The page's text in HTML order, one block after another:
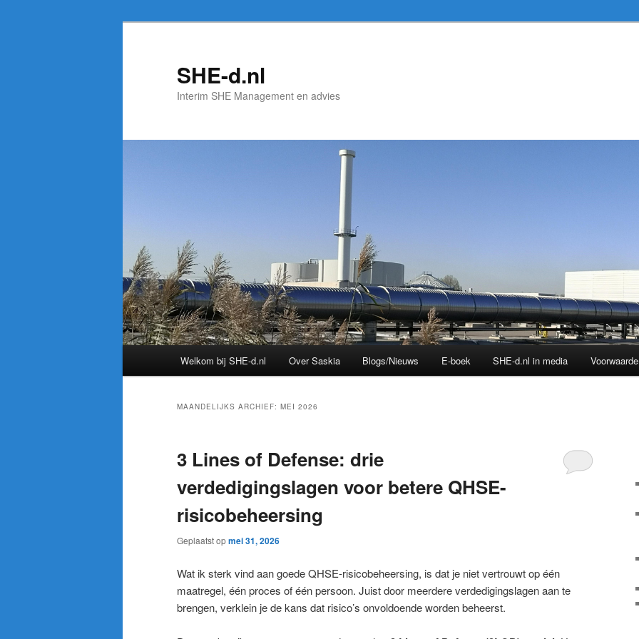
SHE-d.nl
Interim SHE Management en advies
Welkom bij SHE-d.nl Over Saskia Blogs/Nieuws E-boek SHE-d.nl in media
MAANDELIJKS ARCHIEF: MEI 2026
3 Lines of Defense: drie
verdedigingslagen voor betere QHSE-
risicobeheersing
Geplaatst opmei 31, 2026
Wat ik sterk vind aan goede QHSE-risicobeheersing, is dat je niet vertrouwt op één
maatregel, één proces of één persoon. Juist door meerdere verdedigingslagen aan te
brengen, verklein je de kans dat risico’s onvoldoende worden beheerst.